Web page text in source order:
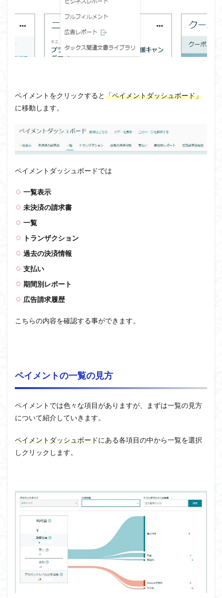
ペイメントをクリックすると「ペイメントダッシュボード」
に移動します。
ペイメントダッシュボードでは
一覧表示
未決済の請求書
一覧
トランザクション
過去の決済情報
支払い
期間別レポート
広告請求履歴
こちらの内容を確認する事ができます。
ペイメントの一覧の見方
ペイメントでは色々な項目がありますが、まずは一覧の見方
について紹介していきます。
ペイメントダッシュボードにある各項目の中から一覧を選択
しクリックします。